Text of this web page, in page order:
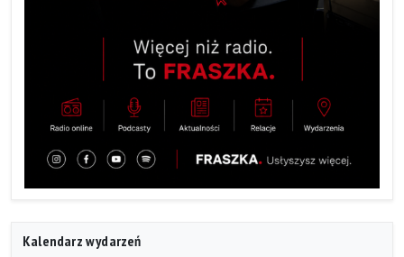
Kalendarz wydarzeń